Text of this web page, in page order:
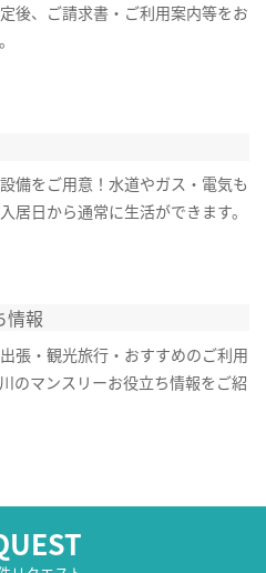
後、ご請求書・ご利用案内等をお
備をご用意！水道やガス・電気も
居日から通常に生活ができます。
情報
張・観光旅行・おすすめのご利用
のマンスリーお役立ち情報をご紹